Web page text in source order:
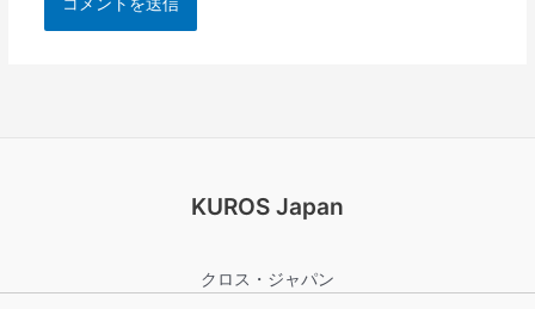
KUROS Japan
クロス・ジャパン